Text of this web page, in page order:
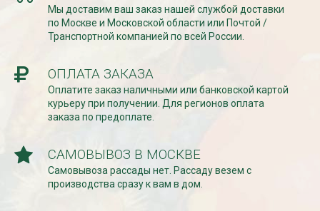
Мы доставим ваш заказ нашей службой доставки
по Москве и Московской области или Почтой /
Транспортной компанией по всей России.
ОПЛАТА ЗАКАЗА
Оплатите заказ наличными или банковской картой
курьеру при получении. Для регионов оплата
заказа по предоплате.
САМОВЫВОЗ В МОСКВЕ
Самовывоза рассады нет. Рассаду везем с
производства сразу к вам в дом.